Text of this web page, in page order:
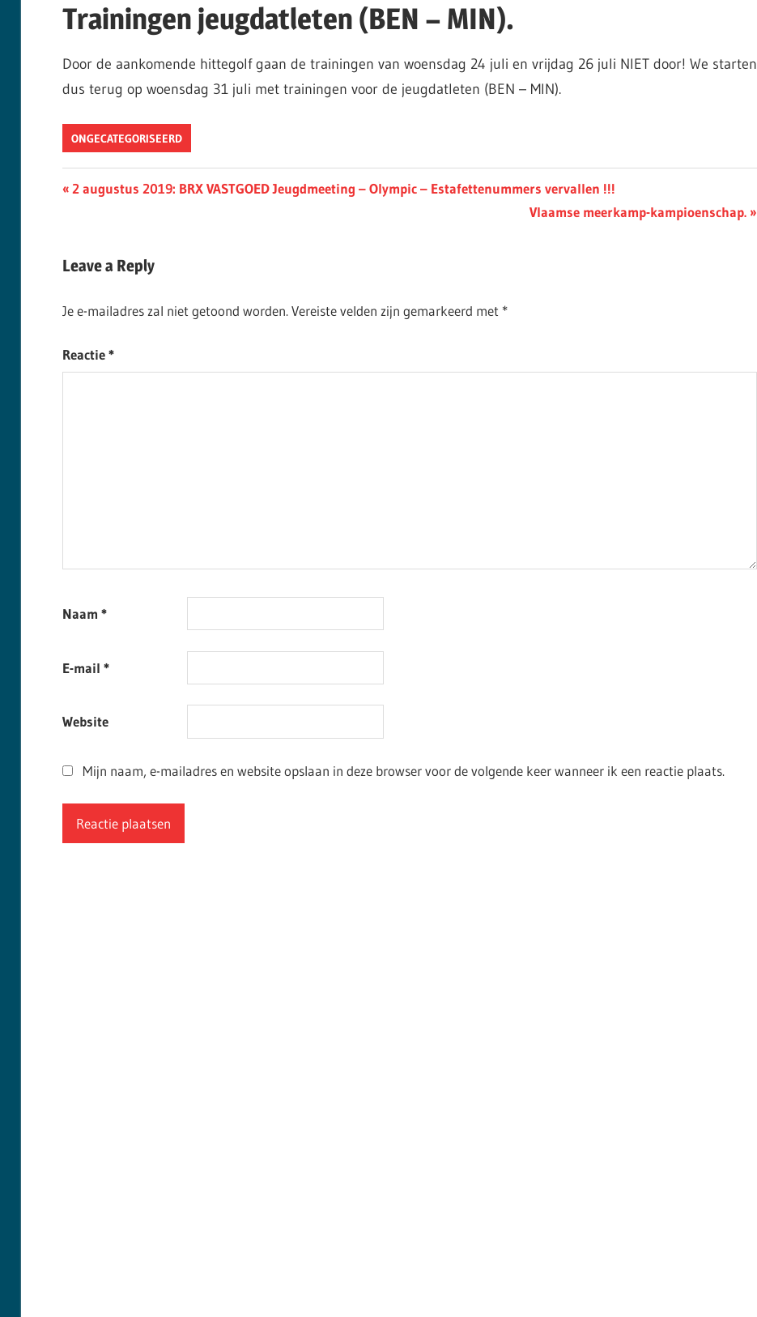
Trainingen jeugdatleten (BEN – MIN).
Door de aankomende hittegolf gaan de trainingen van woensdag 24 juli en vrijdag 26 juli NIET door! We starten
dus terug op woensdag 31 juli met trainingen voor de jeugdatleten (BEN – MIN).
ONGECATEGORISEERD
Berichtnavigatie
Previous
2 augustus 2019: BRX VASTGOED Jeugdmeeting – Olympic – Estafettenummers vervallen !!!
Next
Vlaamse meerkamp-kampioenschap.
Leave a Reply
Je e-mailadres zal niet getoond worden. Vereiste velden zijn gemarkeerd met *
Reactie*
Naam *
E-mail *
Website
Mijn naam, e-mailadres en website opslaan in deze browser voor de volgende keer wanneer ik een reactie plaats.